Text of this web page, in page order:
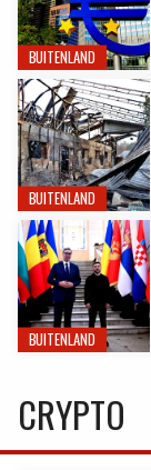
BUITENLAND
BUITENLAND
BUITENLAND
CRYPTO